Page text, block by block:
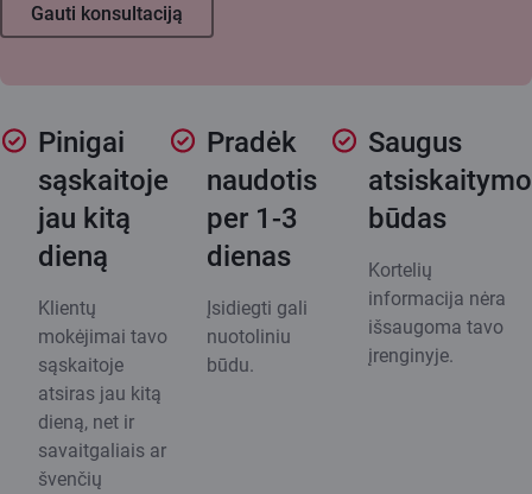
Gauti konsultaciją
Pinigai
sąskaitoje
jau kitą
dieną
Klientų
mokėjimai tavo
sąskaitoje
atsiras jau kitą
dieną, net ir
savaitgaliais ar
švenčių
Pradėk
naudotis
per 1-3
dienas
Įsidiegti gali
nuotoliniu
būdu.
Saugus
atsiskaitymo
būdas
Kortelių
informacija nėra
išsaugoma tavo
įrenginyje.